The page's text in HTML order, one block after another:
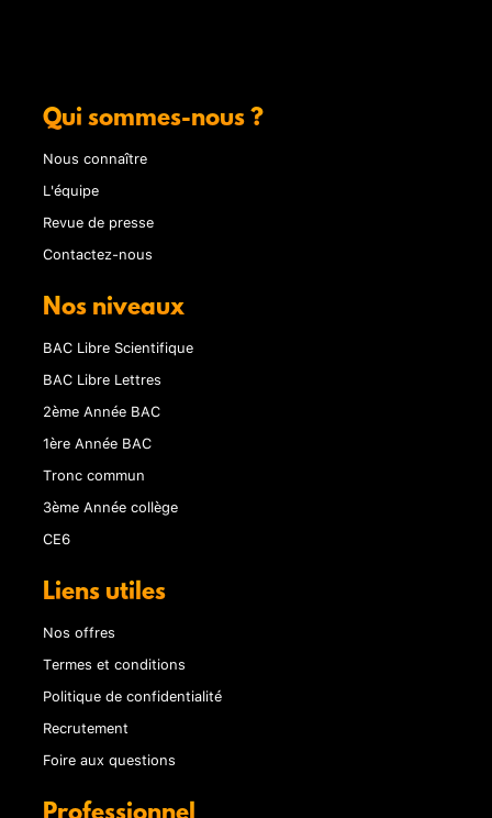
Qui sommes-nous ?
Nous connaître
L'équipe
Revue de presse
Contactez-nous
Nos niveaux
BAC Libre Scientifique
BAC Libre Lettres
2ème Année BAC
1ère Année BAC
Tronc commun
3ème Année collège
CE6
Liens utiles
Nos offres
Termes et conditions
Politique de confidentialité
Recrutement
Foire aux questions